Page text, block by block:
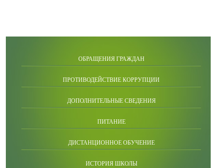
ОБРАЩЕНИЯ ГРАЖДАН
ПРОТИВОДЕЙСТВИЕ КОРРУПЦИИ
ДОПОЛНИТЕЛЬНЫЕ СВЕДЕНИЯ
ПИТАНИЕ
ДИСТАНЦИОННОЕ ОБУЧЕНИЕ
ИСТОРИЯ ШКОЛЫ